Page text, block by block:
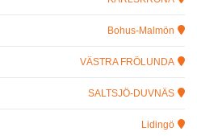
Bohus-Malmön
VÄSTRA FRÖLUNDA
SALTSJÖ-DUVNÄS
Lidingö